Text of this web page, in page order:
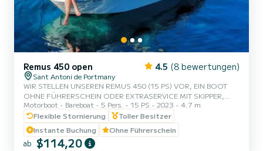
Remus 450 open 4.5 (8 bewertungen)
Sant Antoni de Portmany
WIR STELLEN UNSEREN REMUS 450 (15 PS) VOR, EIN BOOT
OHNE FÜHRERSCHEIN ODER EXTRASERVICE MIT SKIPPER,
FÜR BIS ZU 5 PERSONEN. BEI IHRER MIETE BEINHALTEN WIR
KOSTENLOS STAND-UP-PADDLING UND
SCHNORCHELAUSRÜSTUNG. MIT DIESEM BOOT ERLEBEN SIE
EIN UNVERGESSLICHES ABENTEUER AUF DER INSEL IBIZA.
**AKTION FÜR PAARE, FRAGEN SIE NACH IHREM GESCHENK
Motorboot Bareboat 5 Pers. 15 PS 2023
4.7 m
Flexible Stornierung
Toller Besitzer
Instante Buchung
Ohne Führerschein
ab $114,20